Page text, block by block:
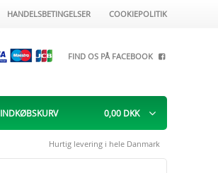
HANDELSBETINGELSER COOKIEPOLITIK
FIND OS PÅ FACEBOOK
INDKØBSKURV 0,00 DKK
Hurtig levering i hele Danmark